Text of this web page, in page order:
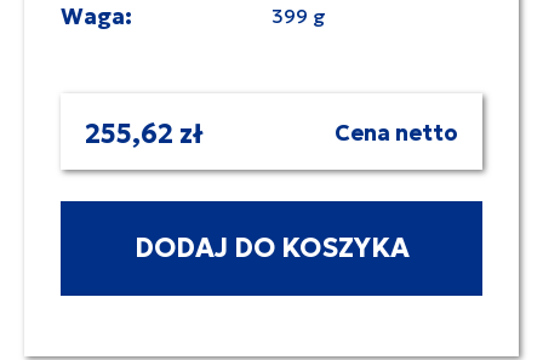
Waga: 399 g
255,62 zł Cena netto
DODAJ DO KOSZYKA